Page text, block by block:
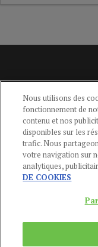
CGU-POLITIQUE DE
Du
Nous utilisons des
fonctionnement de
contenu et nos
disponibles sur les
trafic. Nous
votre navigation sur
analytiques,
DE COOKIES